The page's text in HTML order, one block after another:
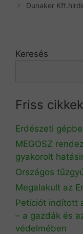
Dunaker
Keresés
Friss cikkek
Erdészeti
MEGOSZ
gyakorolt
Országos
Megalakult az
Petíciót indított
– a gazdák és
védelmében